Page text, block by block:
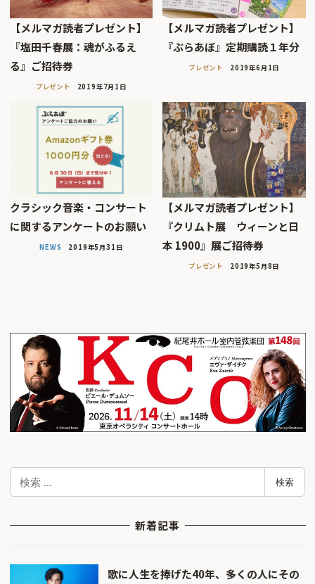
【メルマガ読者プレゼント】
『塩田千春展：魂がふるえ
る』ご招待券
プレゼント 2019年7月1日
【メルマガ読者プレゼント】
『ぶらあぼ』定期購読１年分
プレゼント 2019年6月1日
クラシック音楽・コンサート
に関するアンケートのお願い
NEWS 2019年5月31日
【メルマガ読者プレゼント】
『クリムト展 ウィーンと日
本 1900』展ご招待券
プレゼント 2019年5月8日
検
索
検索
新着記事
歌に人生を捧げた40年、多くの人にその